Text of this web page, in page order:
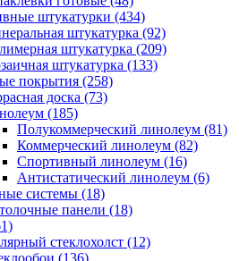
штукатурки (434)
штукатурка (92)
штукатурка (209)
штукатурка (133)
покрытия (258)
доска (73)
(185)
Полукоммерческий линолеум (81)
Коммерческий линолеум (82)
Спортивный линолеум (16)
Антистатический линолеум (6)
системы (18)
панели (18)
стеклохолст (12)
(136)